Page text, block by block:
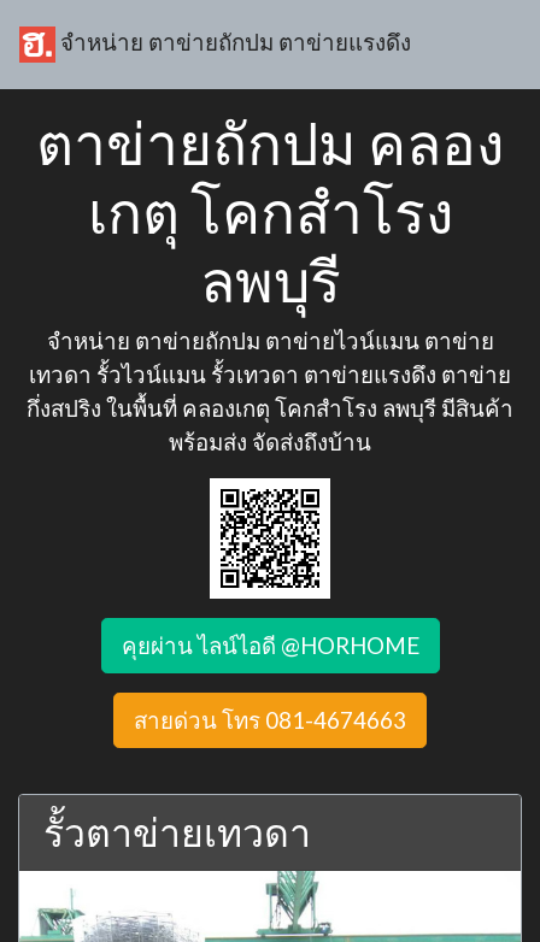
จำหน่าย ตาข่ายถักปม ตาข่ายแรงดึง
ตาข่ายถักปม คลอง
เกตุ โคกสำโรง
ลพบุรี
จำหน่าย ตาข่ายถักปม ตาข่ายไวน์แมน ตาข่าย
เทวดา รั้วไวน์แมน รั้วเทวดา ตาข่ายแรงดึง ตาข่าย
กึ่งสปริง ในพื้นที่ คลองเกตุ โคกสำโรง ลพบุรี มีสินค้า
พร้อมส่ง จัดส่งถึงบ้าน
คุยผ่าน ไลน์ไอดี @HORHOME
สายด่วน โทร 081-4674663
รั้วตาข่ายเทวดา